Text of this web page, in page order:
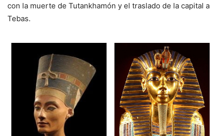
con la muerte de Tutankhamón y el traslado de la capital a
Tebas.